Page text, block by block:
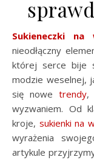
Sukieneczki na
nieodłączny
której serce bije
modzie weselnej,
się nowetrendy,
wyzwaniem. Od
kroje, sukienki na
wyrażenia
artykule